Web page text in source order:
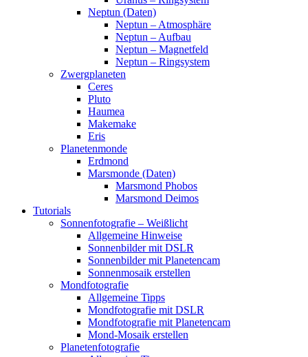
Neptun (Daten)
Neptun – Atmosphäre
Neptun – Aufbau
Neptun – Magnetfeld
Neptun – Ringsystem
Zwergplaneten
Ceres
Pluto
Haumea
Makemake
Eris
Planetenmonde
Erdmond
Marsmonde (Daten)
Marsmond Phobos
Marsmond Deimos
Tutorials
Sonnenfotografie – Weißlicht
Allgemeine Hinweise
Sonnenbilder mit DSLR
Sonnenbilder mit Planetencam
Sonnenmosaik erstellen
Mondfotografie
Allgemeine Tipps
Mondfotografie mit DSLR
Mondfotografie mit Planetencam
Mond-Mosaik erstellen
Planetenfotografie